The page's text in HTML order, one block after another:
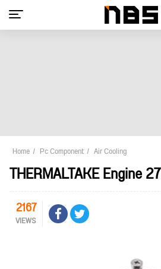
Home Pc Component Air Cooling
THERMALTAKE Engine 27
2167
VIEWS